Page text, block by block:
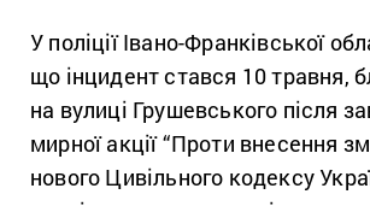
У поліції Івано-Франківської
що інцидент стався 10 травня,
на вулиці Грушевського після
мирної акції “Проти внесення
нового Цивільного кодексу